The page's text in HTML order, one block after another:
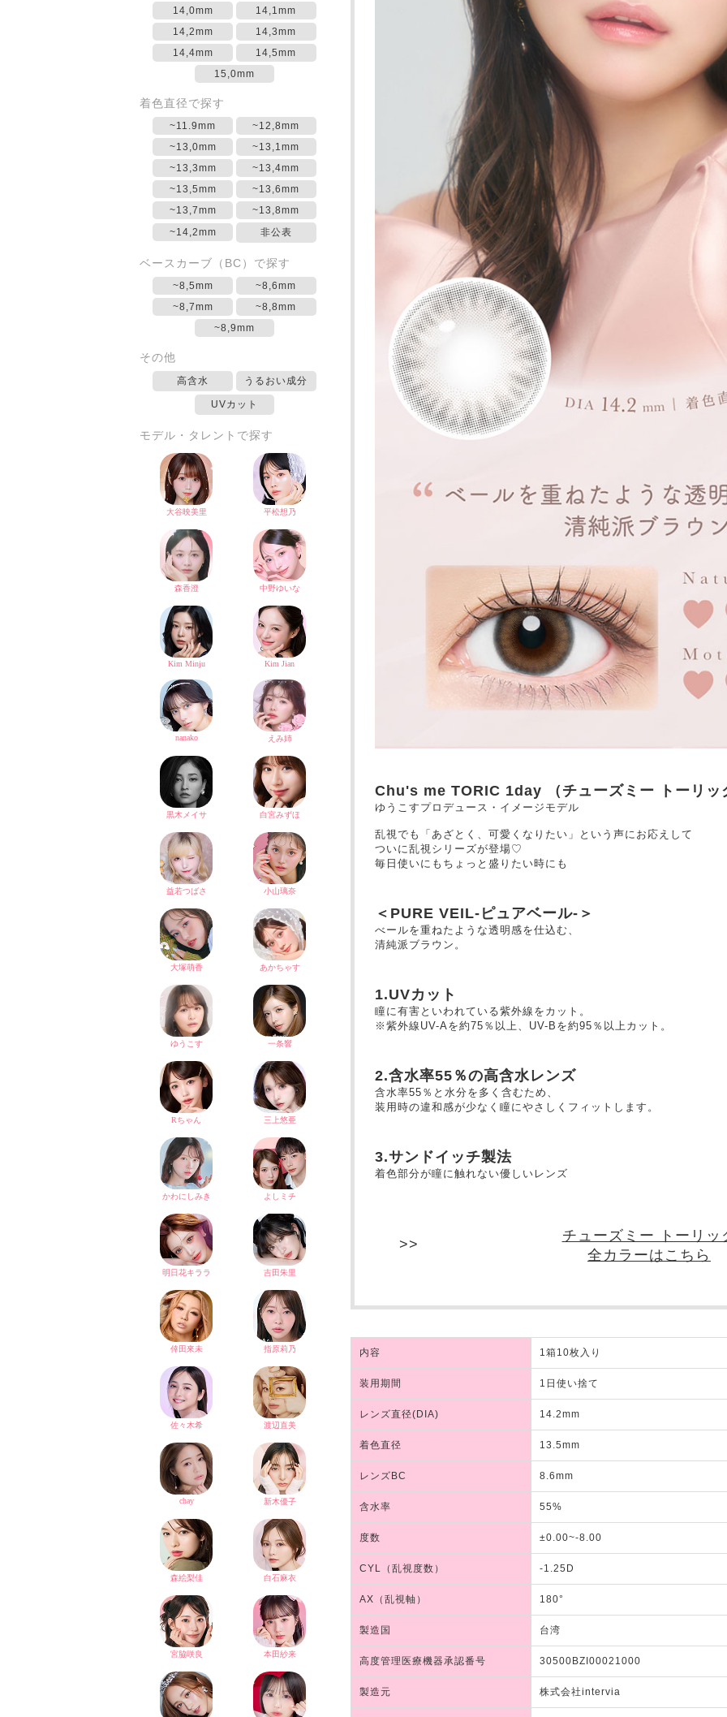
14,0mm
14,1mm
14,2mm
14,3mm
14,4mm
14,5mm
15,0mm
着色直径で探す
~11.9mm
~12,8mm
~13,0mm
~13,1mm
~13,3mm
~13,4mm
~13,5mm
~13,6mm
~13,7mm
~13,8mm
~14,2mm
非公表
ベースカーブ（BC）で探す
~8,5mm
~8,6mm
~8,7mm
~8,8mm
~8,9mm
その他
高含水 うるおい成分
UVカット
モデル・タレントで探す
Chu's me TORIC 1day （チューズミー トーリッ
ゆうこすプロデュース・イメージモデル
乱視でも「あざとく、可愛くなりたい」という声にお応えして
ついに乱視シリーズが登場♡
毎日使いにもちょっと盛りたい時にも
＜PURE VEIL-ピュアベール-＞
べールを重ねたような透明感を仕込む、
清純派ブラウン。
1.UVカット
瞳に有害といわれている紫外線をカット。
※紫外線UV-Aを約75％以上、UV-Bを約95％以上カット。
2.含水率55％の高含水レンズ
含水率55％と水分を多く含むため、
装用時の違和感が少なく瞳にやさしくフィットします。
3.サンドイッチ製法
着色部分が瞳に触れない優しいレンズ
チューズミー トーリッ
全カラーはこちら
内容 1箱10枚入り
装用期間 1日使い捨て
レンズ直径(DIA) 14.2mm
着色直径 13.5mm
レンズBC 8.6mm
含水率 55%
度数 ±0.00~-8.00
CYL（乱視度数） -1.25D
AX（乱視軸） 180°
製造国 台湾
高度管理医療機器承認番号 30500BZI00021000
製造元 株式会社intervia